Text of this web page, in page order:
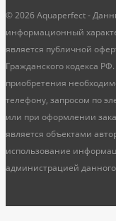
© 2026 Aquaperfect -
информационный
является публичной
Гражданского кодекса
приобретения
телефону, запросом по
или при оформлении
является объектами
использование
администрацией